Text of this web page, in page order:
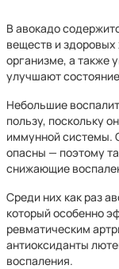
В авокадо
веществ и
организме, а также
улучшают
Небольшие
пользу, поскольку
иммунной системы.
опасны — поэтому
снижающие
Среди них как раз
который особенно
ревматическим
антиоксиданты
воспаления.